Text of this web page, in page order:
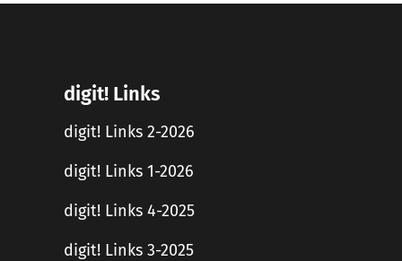
digit! Links
digit! Links 2-2026
digit! Links 1-2026
digit! Links 4-2025
digit! Links 3-2025